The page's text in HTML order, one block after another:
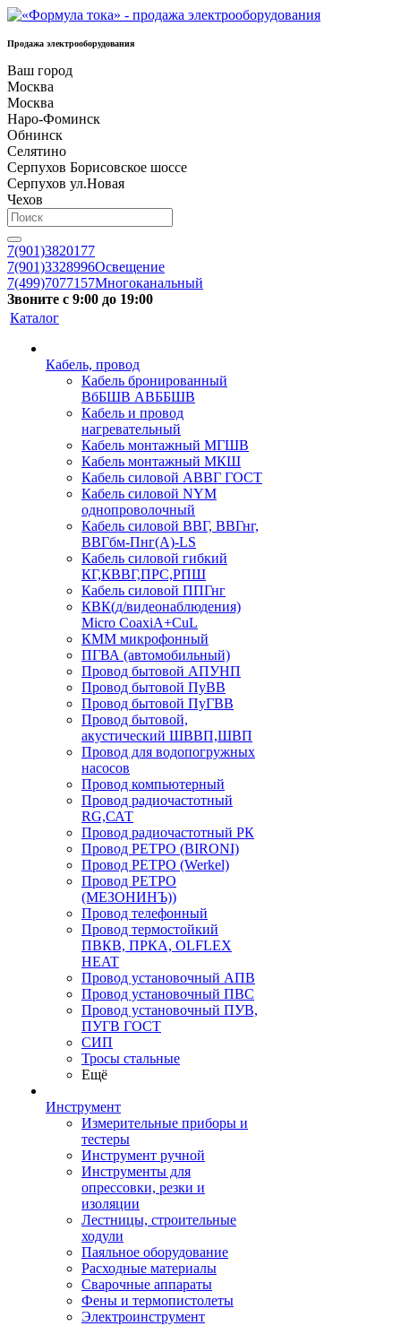
Продажа электрооборудования
Ваш город
Москва
Москва
Наро-Фоминск
Обнинск
Селятино
Серпухов Борисовское шоссе
Серпухов ул.Новая
Чехов
7(901)3820177
7(901)3328996Освещение
7(499)7077157Многоканальный
Звоните с 9:00 до 19:00
Каталог
Кабель, провод
Кабель бронированный
ВбБШВ АВББШВ
Кабель и провод
нагревательный
Кабель монтажный МГШВ
Кабель монтажный МКШ
Кабель силовой АВВГ ГОСТ
Кабель силовой NYM
однопроволочный
Кабель силовой ВВГ, ВВГнг,
ВВГбм-Пнг(А)-LS
Кабель силовой гибкий
КГ,КВВГ,ПРС,РПШ
Кабель силовой ППГнг
КВК(д/видеонаблюдения)
Micro CoaxiA+CuL
КММ микрофонный
ПГВА (автомобильный)
Провод бытовой АПУНП
Провод бытовой ПуВВ
Провод бытовой ПуГВВ
Провод бытовой,
акустический ШВВП,ШВП
Провод для водопогружных
насосов
Провод компьютерный
Провод радиочастотный
RG,САТ
Провод радиочастотный РК
Провод РЕТРО (BIRONI)
Провод РЕТРО (Werkel)
Провод РЕТРО
(МЕЗОНИНЪ))
Провод телефонный
Провод термостойкий
ПВКВ, ПРКА, OLFLEX
HEAT
Провод установочный АПВ
Провод установочный ПВС
Провод установочный ПУВ,
ПУГВ ГОСТ
СИП
Тросы стальные
Ещё
Инструмент
Измерительные приборы и
тестеры
Инструмент ручной
Инструменты для
опрессовки, резки и
изоляции
Лестницы, строительные
ходули
Паяльное оборудование
Расходные материалы
Сварочные аппараты
Фены и термопистолеты
Электроинструмент